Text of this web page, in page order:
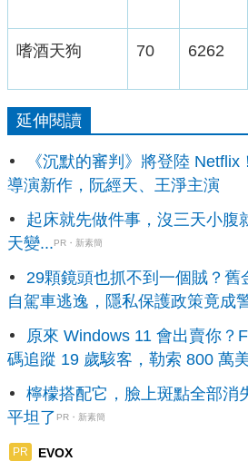
嗜酒天狗 70 6262
延伸閱讀
《沉默的審判》將登陸 Netflix
導演新作，阮經天、王淨主演
起床就先做件事，沒三天小腹
天變...PR・新素簡
29顆鏡頭也抓不到一個賊？舊
自駕車逃逸，隱私保護政策竟成
原來 Windows 11 會出賣你？
碼追蹤 19 歲駭客，勒索 800 萬
檸檬搭配它，臉上斑點全部消
平坦了 PR・新素簡
PR EVOX